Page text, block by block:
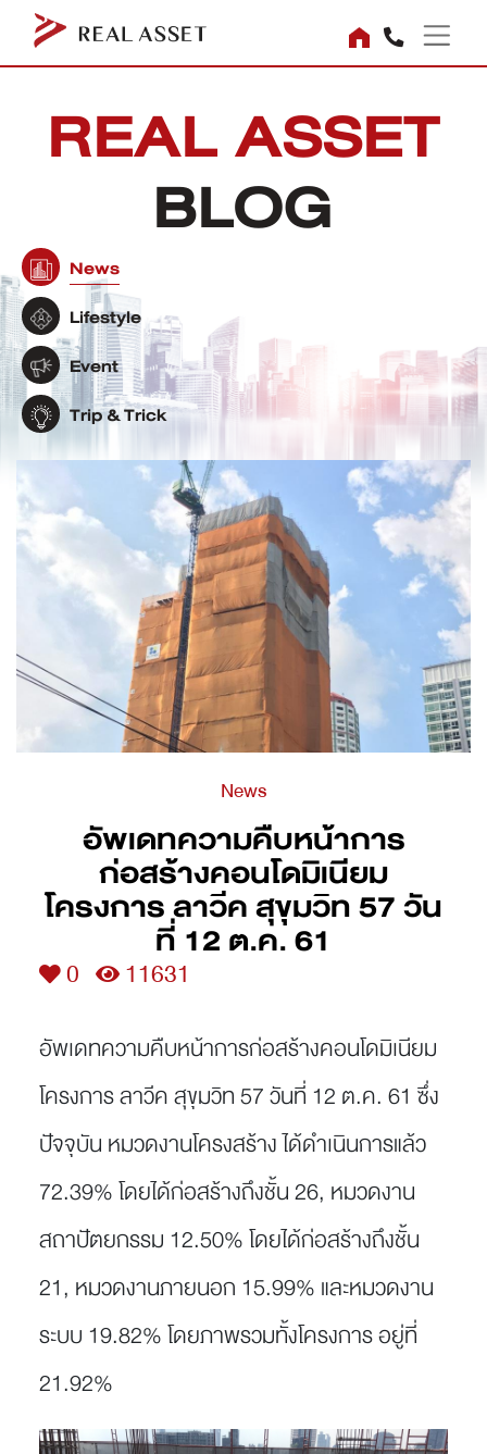
REAL ASSET
BLOG
News
Lifestyle
Event
Trip & Trick
News
อัพเดทความคืบหน้าการ
ก่อสร้างคอนโดมิเนียม
โครงการ ลาวีค สุขุมวิท 57 วัน
ที่ 12 ต.ค. 61
0 11631
อัพเดทความคืบหน้าการก่อสร้างคอนโดมิเนียม
โครงการ ลาวีค สุขุมวิท 57 วันที่ 12 ต.ค. 61 ซึ่ง
ปัจจุบัน หมวดงานโครงสร้าง ได้ดำเนินการแล้ว
72.39% โดยได้ก่อสร้างถึงชั้น 26, หมวดงาน
สถาปัตยกรรม 12.50% โดยได้ก่อสร้างถึงชั้น
21, หมวดงานภายนอก 15.99% และหมวดงาน
ระบบ 19.82% โดยภาพรวมทั้งโครงการ อยู่ที่
21.92%